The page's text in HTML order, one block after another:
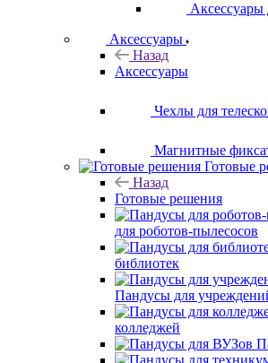
Аксессуары
Аксессуары
Назад
Аксессуары
Чехлы для
Магнитные
Готовые
Назад
Готовые решения
для роботов-пылесосов
библиотек
Пандусы для
колледжей